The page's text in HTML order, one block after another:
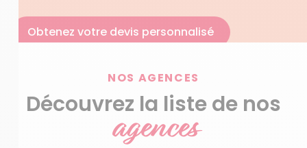
Obtenez votre devis personnalisé
NOS AGENCES
Découvrez la liste de nos
agences